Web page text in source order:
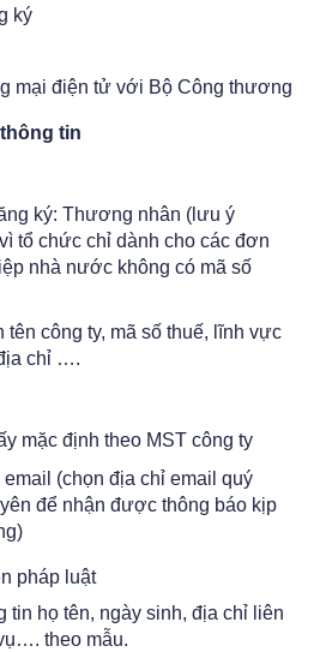
ký
mại điện tử với Bộ Công thương
tin
ký: Thương nhân (lưu ý
tổ chức chỉ dành cho các đơn
nhà nước không có mã số
tên công ty, mã số thuế, lĩnh vực
chỉ ….
mặc định theo MST công ty
email (chọn địa chỉ email quý
để nhận được thông báo kịp
pháp luật
tin họ tên, ngày sinh, địa chỉ liên
theo mẫu.